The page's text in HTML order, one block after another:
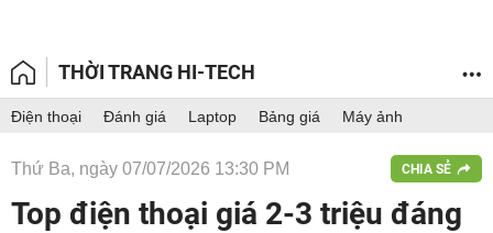
THỜI TRANG HI-TECH
Điện thoại Đánh giá Laptop Bảng giá Máy ảnh
Thứ Ba, ngày 07/07/2026 13:30 PM CHIA SẺ
Top điện thoại giá 2-3 triệu đáng